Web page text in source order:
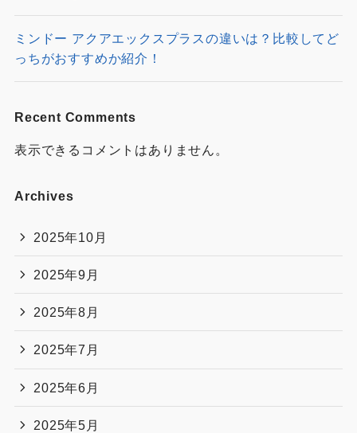
ミンドー アクアエックスプラスの違いは？比較してど
っちがおすすめか紹介！
Recent Comments
表示できるコメントはありません。
Archives
2025年10月
2025年9月
2025年8月
2025年7月
2025年6月
2025年5月